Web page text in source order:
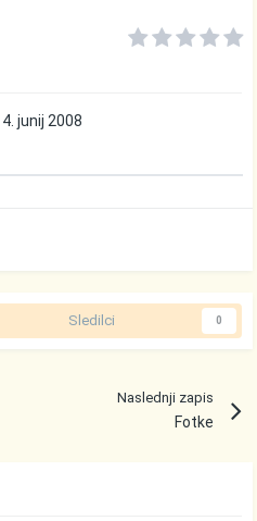
4. junij 2008
Sledilci 0
Naslednji zapis
Fotke